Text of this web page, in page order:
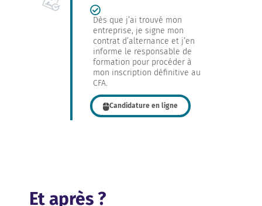
Dès que j’ai trouvé mon
entreprise, je signe mon
contrat d’alternance et j’en
informe le responsable de
formation pour procéder à
mon inscription définitive au
CFA.
Candidature en ligne
Et après ?